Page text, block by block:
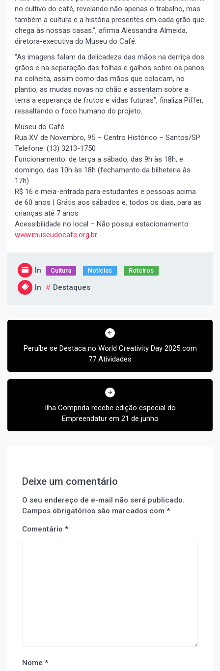
no cultivo do café, revelando não apenas o trabalho, mas
também a cultura e a história presentes em cada grão que
chega às nossas casas.”, afirma Alessandra Almeida,
diretora-executiva do Museu do Café.
“As imagens falam da delicadeza das mãos na derriça dos
grãos e na separação das folhas e galhos sobre os panos
na colheita, assim como das mãos que colocam, no
plantio, as mudas novas no chão e assentam sobre a
terra a esperança de frutos e vidas futuras”, finaliza Piffer,
ressaltando o foco humano do projeto.
Museu do Café
Rua XV de Novembro, 95 – Centro Histórico – Santos/SP
Telefone: (13) 3213-1750
Funcionamento: de terça a sábado, das 9h às 18h, e
domingo, das 10h às 18h (fechamento da bilheteria às
17h)
R$ 16 e meia-entrada para estudantes e pessoas acima
de 60 anos | Grátis aos sábados e, todos os dias, para as
crianças até 7 anos
Acessibilidade no local – Não possui estacionamento
www.museudocafe.org.br
In Cultura Notícias Roteiros
In Destaques
Navegação
PostPeruíbe se Destaca no World Creativity Day 2025 com
77 Atividades
Ilha Comprida recebe edição especial do
Empreendatur em 21 de junho
Deixe um comentário
O seu endereço de e-mail não será publicado.
Campos obrigatórios são marcados com *
Comentário *
Nome *